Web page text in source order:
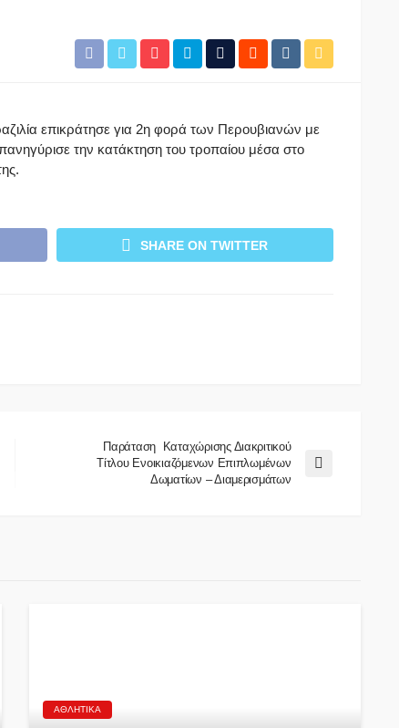
επικράτησε για 2η φορά των Περουβιανών με
την κατάκτηση του τροπαίου μέσα στο
SHARE ON TWITTER
Παράταση Καταχώρισης Διακριτικού
Τίτλου Ενοικιαζόμενων Επιπλωμένων
Δωματίων – Διαμερισμάτων
ΑΘΛΗΤΙΚΆ